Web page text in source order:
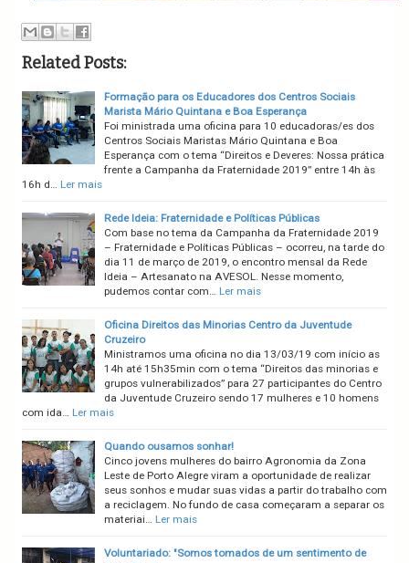
Related Posts:
Formação para os Educadores dos Centros Sociais
Marista Mário Quintana e Boa Esperança
Foi ministrada uma oficina para 10 educadoras/es dos
Centros Sociais Maristas Mário Quintana e Boa
Esperança com o tema “Direitos e Deveres: Nossa prática
frente a Campanha da Fraternidade 2019” entre 14h às
16h d… Ler mais
Rede Ideia: Fraternidade e Políticas Públicas
Com base no tema da Campanha da Fraternidade 2019
– Fraternidade e Políticas Públicas – ocorreu, na tarde do
dia 11 de março de 2019, o encontro mensal da Rede
Ideia – Artesanato na AVESOL. Nesse momento,
pudemos contar com… Ler mais
Oficina Direitos das Minorias Centro da Juventude
Cruzeiro
Ministramos uma oficina no dia 13/03/19 com início as
14h até 15h35min com o tema “Direitos das minorias e
grupos vulnerabilizados” para 27 participantes do Centro
da Juventude Cruzeiro sendo 17 mulheres e 10 homens
com ida… Ler mais
Quando ousamos sonhar!
Cinco jovens mulheres do bairro Agronomia da Zona
Leste de Porto Alegre viram a oportunidade de realizar
seus sonhos e mudar suas vidas a partir do trabalho com
a reciclagem. No fundo de casa começaram a separar os
materiai… Ler mais
Voluntariado: "Somos tomados de um sentimento de